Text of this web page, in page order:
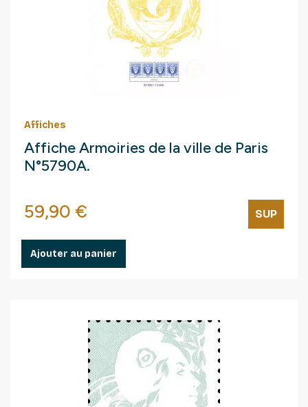
Affiches
Affiche Armoiries de la ville de Paris
N°5790A.
Prix
59,90 € SUP
Ajouter au panier